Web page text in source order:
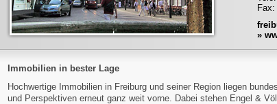
»
Immobilien in bester Lage
Hochwertige Immobilien in Freiburg und seiner Region liegen
und Perspektiven erneut ganz weit vorne. Dabei stehen Engel &